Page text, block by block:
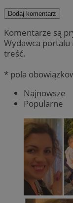
Dodaj komentarz
Komentarze są
Wydawca portalu
treść.
* pola
Najnowsze
Popularne